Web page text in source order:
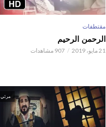
مقتطفات
الرحمن الرحيم
21 مايو، 2019 907 مشاهدات
مرئي